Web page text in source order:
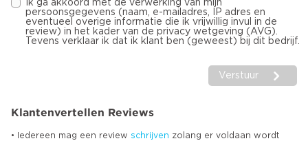
Ik ga akkoord met de verwerking van mijn
persoonsgegevens (naam, e-mailadres, IP adres en
eventueel overige informatie die ik vrijwillig invul in de
review) in het kader van de privacy wetgeving (AVG).
Tevens verklaar ik dat ik klant ben (geweest) bij dit bedrijf.
Verstuur
Klantenvertellen Reviews
• Iedereen mag een review schrijven zolang er voldaan wordt